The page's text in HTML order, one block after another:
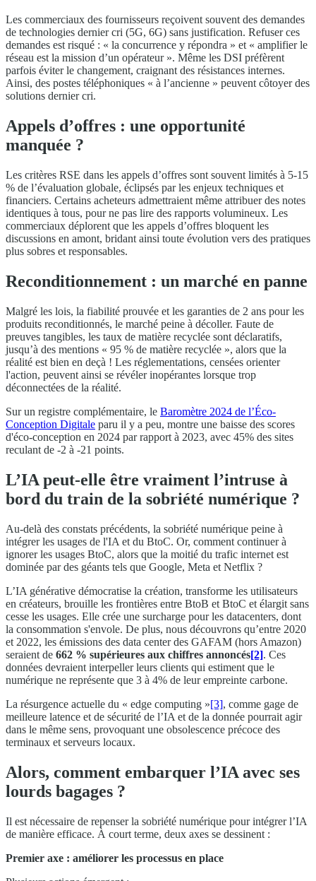
Les commerciaux des fournisseurs reçoivent souvent des demandes
de technologies dernier cri (5G, 6G) sans justification. Refuser ces
demandes est risqué : « la concurrence y répondra » et « amplifier le
réseau est la mission d’un opérateur ». Même les DSI préfèrent
parfois éviter le changement, craignant des résistances internes.
Ainsi, des postes téléphoniques « à l’ancienne » peuvent côtoyer des
solutions dernier cri.
Appels d’offres : une opportunité
manquée ?
Les critères RSE dans les appels d’offres sont souvent limités à 5-15
% de l’évaluation globale, éclipsés par les enjeux techniques et
financiers. Certains acheteurs admettraient même attribuer des notes
identiques à tous, pour ne pas lire des rapports volumineux. Les
commerciaux déplorent que les appels d’offres bloquent les
discussions en amont, bridant ainsi toute évolution vers des pratiques
plus sobres et responsables.
Reconditionnement : un marché en panne
Malgré les lois, la fiabilité prouvée et les garanties de 2 ans pour les
produits reconditionnés, le marché peine à décoller. Faute de
preuves tangibles, les taux de matière recyclée sont déclaratifs,
jusqu’à des mentions « 95 % de matière recyclée », alors que la
réalité est bien en deçà ! Les réglementations, censées orienter
l'action, peuvent ainsi se révéler inopérantes lorsque trop
déconnectées de la réalité.
Sur un registre complémentaire, le Baromètre 2024 de l’Éco-
Conception Digitale paru il y a peu, montre une baisse des scores
d'éco-conception en 2024 par rapport à 2023, avec 45% des sites
reculant de -2 à -21 points.
L’IA peut-elle être vraiment l’intruse à
bord du train de la sobriété numérique ?
Au-delà des constats précédents, la sobriété numérique peine à
intégrer les usages de l'IA et du BtoC. Or, comment continuer à
ignorer les usages BtoC, alors que la moitié du trafic internet est
dominée par des géants tels que Google, Meta et Netflix ?
L’IA générative démocratise la création, transforme les utilisateurs
en créateurs, brouille les frontières entre BtoB et BtoC et élargit sans
cesse les usages. Elle crée une surcharge pour les datacenters, dont
la consommation s'envole. De plus, nous découvrons qu’entre 2020
et 2022, les émissions des data center des GAFAM (hors Amazon)
seraient de 662 % supérieures aux chiffres annoncés[2]. Ces
données devraient interpeller leurs clients qui estiment que le
numérique ne représente que 3 à 4% de leur empreinte carbone.
La résurgence actuelle du « edge computing »[3], comme gage de
meilleure latence et de sécurité de l’IA et de la donnée pourrait agir
dans le même sens, provoquant une obsolescence précoce des
terminaux et serveurs locaux.
Alors, comment embarquer l’IA avec ses
lourds bagages ?
Il est nécessaire de repenser la sobriété numérique pour intégrer l’IA
de manière efficace. À court terme, deux axes se dessinent :
Premier axe : améliorer les processus en place